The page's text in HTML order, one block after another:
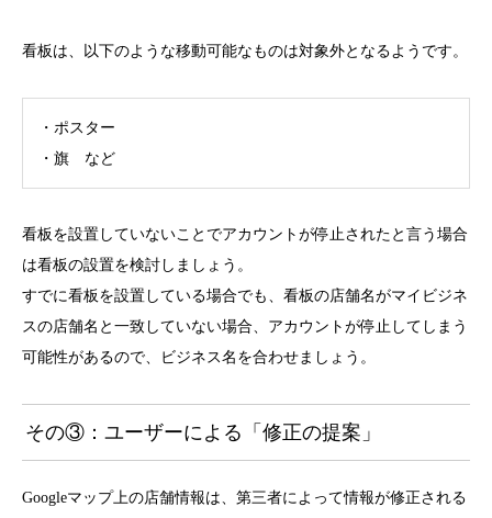
看板は、以下のような移動可能なものは対象外となるようです。
・ポスター
・旗 など
看板を設置していないことでアカウントが停止されたと言う場合
は看板の設置を検討しましょう。
すでに看板を設置している場合でも、看板の店舗名がマイビジネ
スの店舗名と一致していない場合、アカウントが停止してしまう
可能性があるので、ビジネス名を合わせましょう。
その③：ユーザーによる「修正の提案」
Googleマップ上の店舗情報は、第三者によって情報が修正される